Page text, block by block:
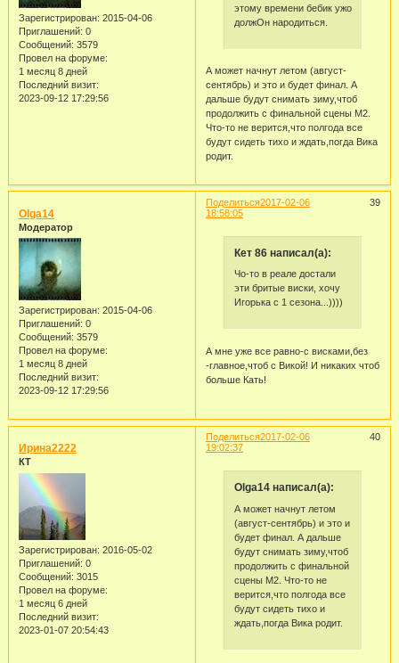
Зарегистрирован: 2015-04-06
Приглашений: 0
Сообщений: 3579
Провел на форуме:
1 месяц 8 дней
Последний визит:
2023-09-12 17:29:56
этому времени бебик ужо
должОн народиться.
А может начнут летом (август-
сентябрь) и это и будет финал. А
дальше будут снимать зиму,чтоб
продолжить с финальной сцены М2.
Что-то не верится,что полгода все
будут сидеть тихо и ждать,погда Вика
родит.
Поделиться 39
2017-02-06
18:58:05
Olga14
Модератор
Зарегистрирован: 2015-04-06
Приглашений: 0
Сообщений: 3579
Провел на форуме:
1 месяц 8 дней
Последний визит:
2023-09-12 17:29:56
Кет 86 написал(а):
Чо-то в реале достали
эти бритые виски, хочу
Игорька с 1 сезона...))))
А мне уже все равно-с висками,без
-главное,чтоб с Викой! И никаких чтоб
больше Кать!
Поделиться 40
2017-02-06
19:02:37
Ирина2222
КТ
Зарегистрирован: 2016-05-02
Приглашений: 0
Сообщений: 3015
Провел на форуме:
1 месяц 6 дней
Последний визит:
2023-01-07 20:54:43
Olga14 написал(а):
А может начнут летом
(август-сентябрь) и это и
будет финал. А дальше
будут снимать зиму,чтоб
продолжить с финальной
сцены М2. Что-то не
верится,что полгода все
будут сидеть тихо и
ждать,погда Вика родит.